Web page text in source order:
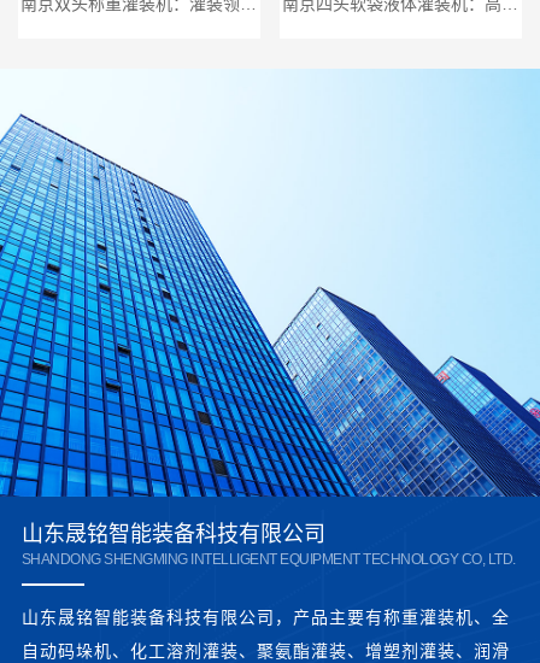
山东晟铭智能装备科技有限公司
SHANDONG SHENGMING INTELLIGENT EQUIPMENT TECHNOLOGY CO, LTD.
山东晟铭智能装备科技有限公司，产品主要有称重灌装机、全
自动码垛机、化工溶剂灌装、聚氨酯灌装、增塑剂灌装、润滑